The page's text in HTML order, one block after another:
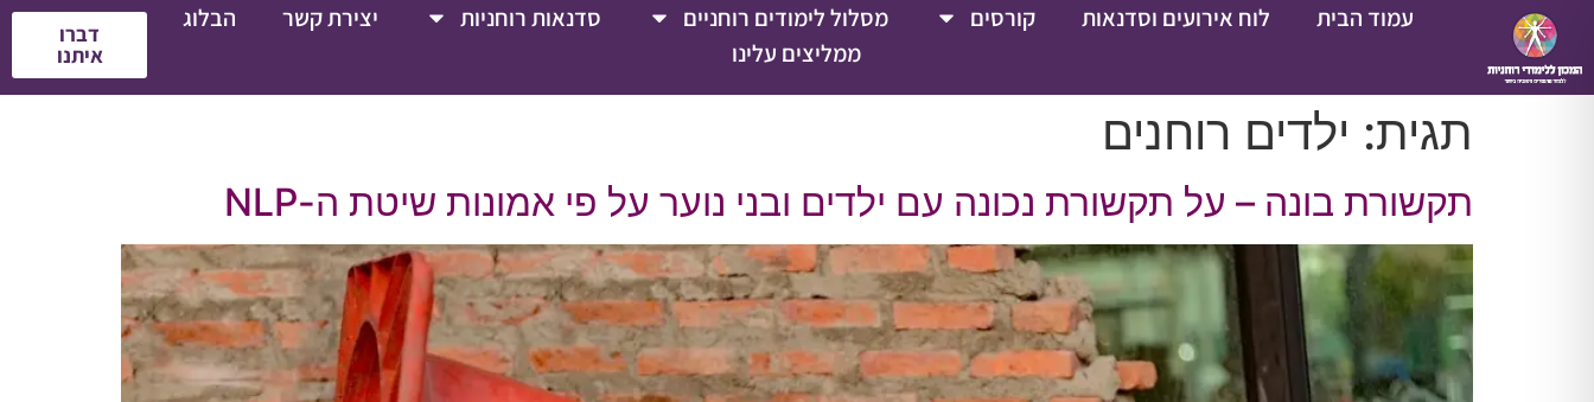
עמוד הבית לוח אירועים וסדנאות קורסים מסלול לימודים רוחניים סדנאות רוחניות יצירת קשר
הבלוג
ממליצים עלינו
דברו
איתנו
תגית: ילדים רוחנים
תקשורת בונה – על תקשורת נכונה עם ילדים ובני נוער על פי אמונות שיטת ה-NLP